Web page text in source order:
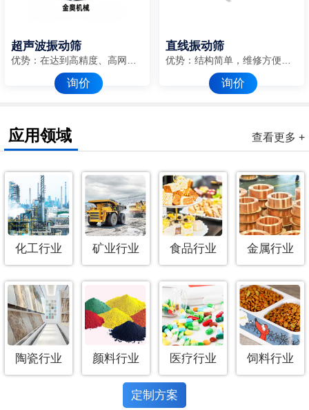
超声波振动筛
优势：在达到高精度、高网目筛分的同时，控制较窄的粒度范围
询价
直线振动筛
优势：结构简单，维修方便，耗能低
询价
查看更多 +
应用领域
化工行业 矿业行业 食品行业 金属行业
陶瓷行业 颜料行业 医疗行业 饲料行业
定制方案